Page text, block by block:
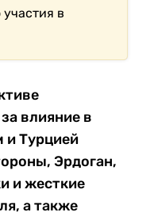
в
влияние в
и Турцией
Эрдоган,
и жесткие
а также